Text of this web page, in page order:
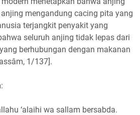
mengandung cacing pita yang
terjangkit penyakit yang
seluruh anjing tidak lepas dari
berhubungan dengan makanan
1/137].
‘alaihi wa sallam bersabda.